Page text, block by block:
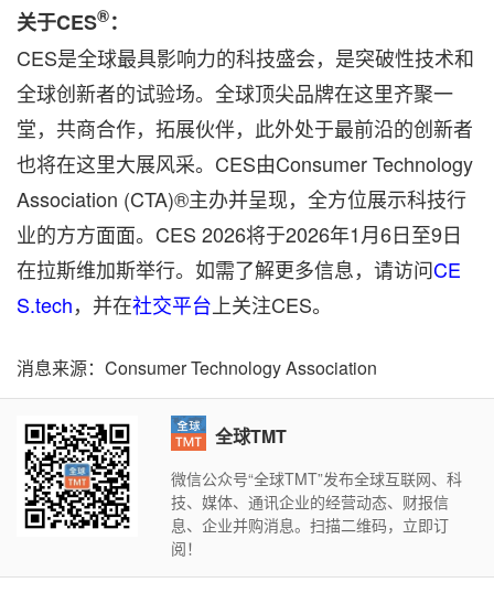
关于CES®：
CES是全球最具影响力的科技盛会，是突破性技术和
全球创新者的试验场。全球顶尖品牌在这里齐聚一
堂，共商合作，拓展伙伴，此外处于最前沿的创新者
也将在这里大展风采。CES由Consumer Technology
Association (CTA)®主办并呈现，全方位展示科技行
业的方方面面。CES 2026将于2026年1月6日至9日
在拉斯维加斯举行。如需了解更多信息，请访问CE
S.tech，并在社交平台 上关注CES。
消息来源：Consumer Technology Association
全球TMT
微信公众号“全球TMT”发布全球互联网、科
技、媒体、通讯企业的经营动态、财报信
息、企业并购消息。扫描二维码，立即订
阅！